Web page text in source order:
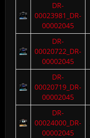
DR-
00023981_DR-
00002045
DR-
00020722_DR-
00002045
DR-
00020719_DR-
00002045
DR-
00024000_DR-
00002045